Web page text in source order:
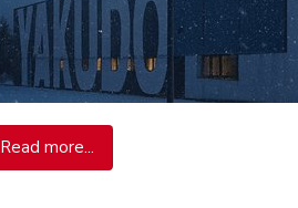
Read more...